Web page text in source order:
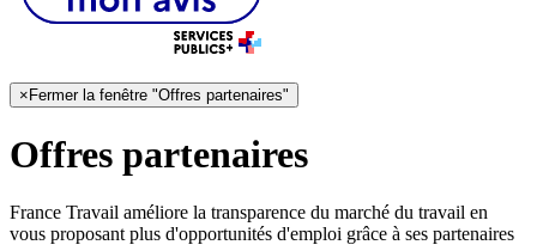
×Fermer la fenêtre "Offres partenaires"
Offres partenaires
France Travail améliore la transparence du marché du travail en
vous proposant plus d'opportunités d'emploi grâce à ses partenaires